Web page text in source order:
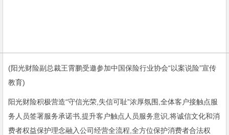
(阳光财险副总裁王霄鹏受邀参加中国保险行业协会“以案说险”宣传
教育)
阳光财险积极营造“守信光荣,失信可耻”浓厚氛围,全体客户接触点服
务人员签署服务承诺书,提升客户触点人员服务意识,将诚信文化和消
费者权益保护理念融入公司经营全流程,全方位保护消费者合法权